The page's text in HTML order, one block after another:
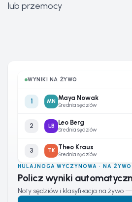
lub przemocy
WYNIKI NA ŻYWO
1 MN Maya Nowak
Średnia sędziów
2 LB Leo Berg
Średnia sędziów
3 TK Theo Kraus
Średnia sędziów
HULAJNOGA WYCZYNOWA · NA ŻYWO
Policz wyniki
Noty sędziów i klasyfikacja na żywo